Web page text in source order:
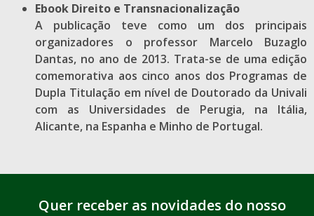
Ebook Direito e Transnacionalização
A publicação teve como um dos principais
organizadores o professor Marcelo Buzaglo
Dantas, no ano de 2013. Trata-se de uma edição
comemorativa aos cinco anos dos Programas de
Dupla Titulação em nível de Doutorado da Univali
com as Universidades de Perugia, na Itália,
Alicante, na Espanha e Minho de Portugal.
Quer receber as novidades do nosso